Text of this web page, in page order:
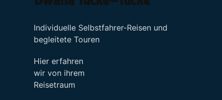
Individuelle Selbstfahrer-Reisen und
begleitete Touren
Hier erfahren
wir von ihrem
Reisetraum